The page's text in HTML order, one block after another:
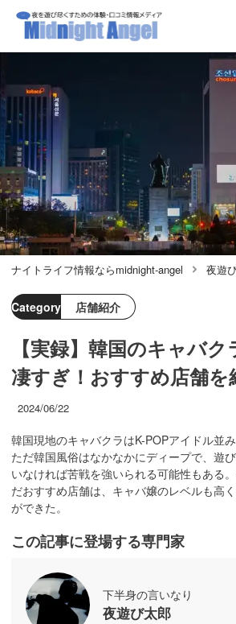
ナイトライフ情報ならmidnight-angel 夜遊
Category 店舗紹介
【実録】韓国のキャバ
凄すぎ！おすすめ店舗を
2024/06/22
韓国現地のキャバクラはK-POPアイドル並
ただ韓国風俗はなかなかにディープで、遊
いなければ苦戦を強いられる可能性もある
だおすすめ店舗は、キャバ嬢のレベルも高
ができた。
この記事に登場する専門家
下半身の言いなり
夜遊び太郎